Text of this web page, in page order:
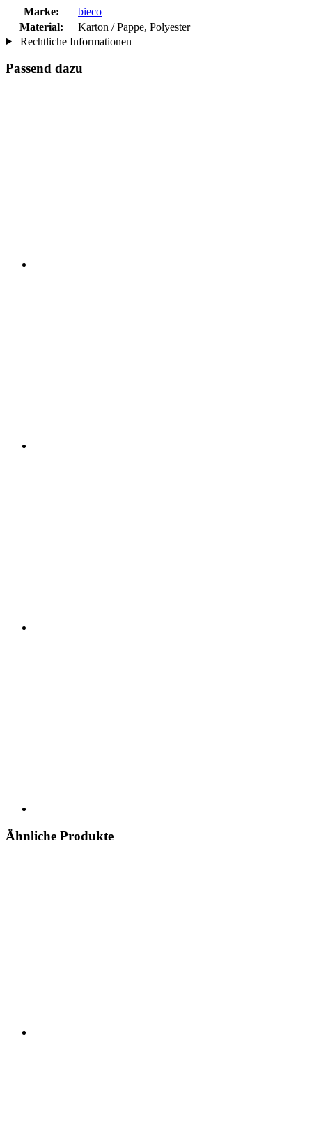
Marke:
bieco
Material:
Karton / Pappe, Polyester
Rechtliche Informationen
Passend dazu
Ähnliche Produkte